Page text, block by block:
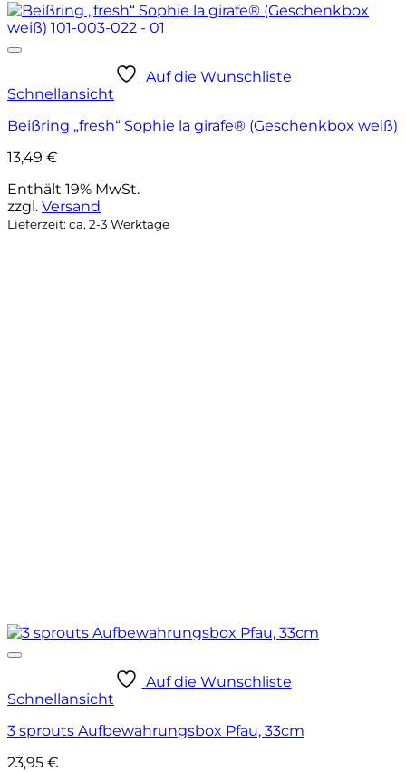
Auf die Wunschliste
Schnellansicht
Beißring „fresh“ Sophie la girafe® (Geschenkbox weiß)
13,49 €
Enthält 19% MwSt.
zzgl. Versand
Lieferzeit: ca. 2-3 Werktage
Auf die Wunschliste
Schnellansicht
3 sprouts Aufbewahrungsbox Pfau, 33cm
23,95 €